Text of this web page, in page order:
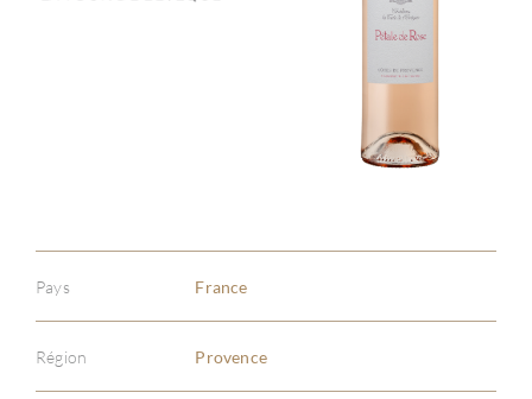
Pays France
Région Provence